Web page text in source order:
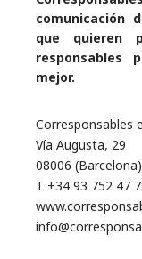
comunicación
que quieren
responsables
mejor.
Corresponsables
Vía Augusta, 29
08006 (Barcelona)
T +34 93 752 47